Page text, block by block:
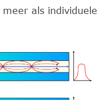
als individuele